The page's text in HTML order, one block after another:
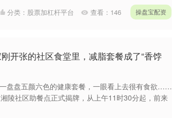
分类： 股票加杠杆平台 查看： 146 操盘宝配资
开张的社区食堂里，减脂套餐成了“香饽
盘盘五颜六色的健康套餐，一眼看上去很有食欲……
陵社区助餐点正式揭牌，从上午11时30分起，前来